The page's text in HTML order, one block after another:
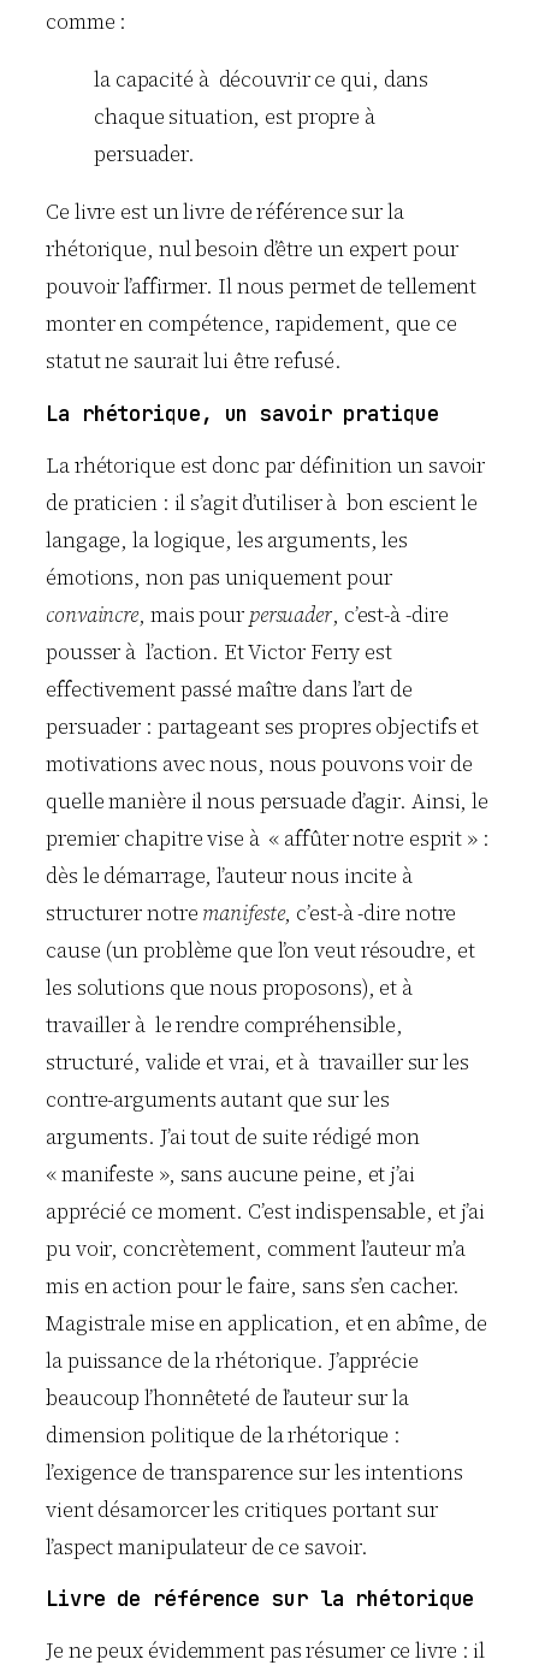
comme :
la capacité à découvrir ce qui, dans
chaque situation, est propre à
persuader.
Ce livre est un livre de référence sur la
rhétorique, nul besoin d’être un expert pour
pouvoir l’affirmer. Il nous permet de tellement
monter en compétence, rapidement, que ce
statut ne saurait lui être refusé.
La rhétorique, un savoir pratique
La rhétorique est donc par définition un savoir
de praticien : il s’agit d’utiliser à bon escient le
langage, la logique, les arguments, les
émotions, non pas uniquement pour
convaincre, mais pour persuader, c’est-à -dire
pousser à l’action. Et Victor Ferry est
effectivement passé maître dans l’art de
persuader : partageant ses propres objectifs et
motivations avec nous, nous pouvons voir de
quelle manière il nous persuade d’agir. Ainsi, le
premier chapitre vise à « affûter notre esprit » :
dès le démarrage, l’auteur nous incite à
structurer notre manifeste, c’est-à -dire notre
cause (un problème que l’on veut résoudre, et
les solutions que nous proposons), et à
travailler à le rendre compréhensible,
structuré, valide et vrai, et à travailler sur les
contre-arguments autant que sur les
arguments. J’ai tout de suite rédigé mon
« manifeste », sans aucune peine, et j’ai
apprécié ce moment. C’est indispensable, et j’ai
pu voir, concrètement, comment l’auteur m’a
mis en action pour le faire, sans s’en cacher.
Magistrale mise en application, et en abîme, de
la puissance de la rhétorique. J’apprécie
beaucoup l’honnêteté de l’auteur sur la
dimension politique de la rhétorique :
l’exigence de transparence sur les intentions
vient désamorcer les critiques portant sur
l’aspect manipulateur de ce savoir.
Livre de référence sur la rhétorique
Je ne peux évidemment pas résumer ce livre : il